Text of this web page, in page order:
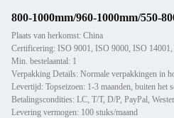
800-1000mm/960-1000mm/550-
Plaats van herkomst: China
Certificering: ISO 9001, ISO 9000, ISO
Min. bestelaantal: 1
Verpakking Details: Normale verpakkingen in
Levertijd: Topseizoen: 1-3 maanden, buiten het
Levering vermogen: 100 stuks/maand